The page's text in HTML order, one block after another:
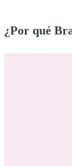
¿Por qué